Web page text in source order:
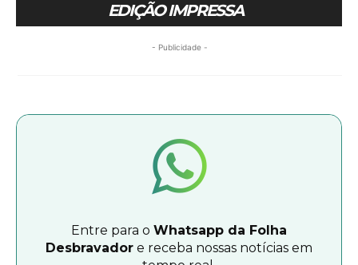
EDIÇÃO IMPRESSA
- Publicidade -
Entre para o Whatsapp da Folha
Desbravador e receba nossas notícias em